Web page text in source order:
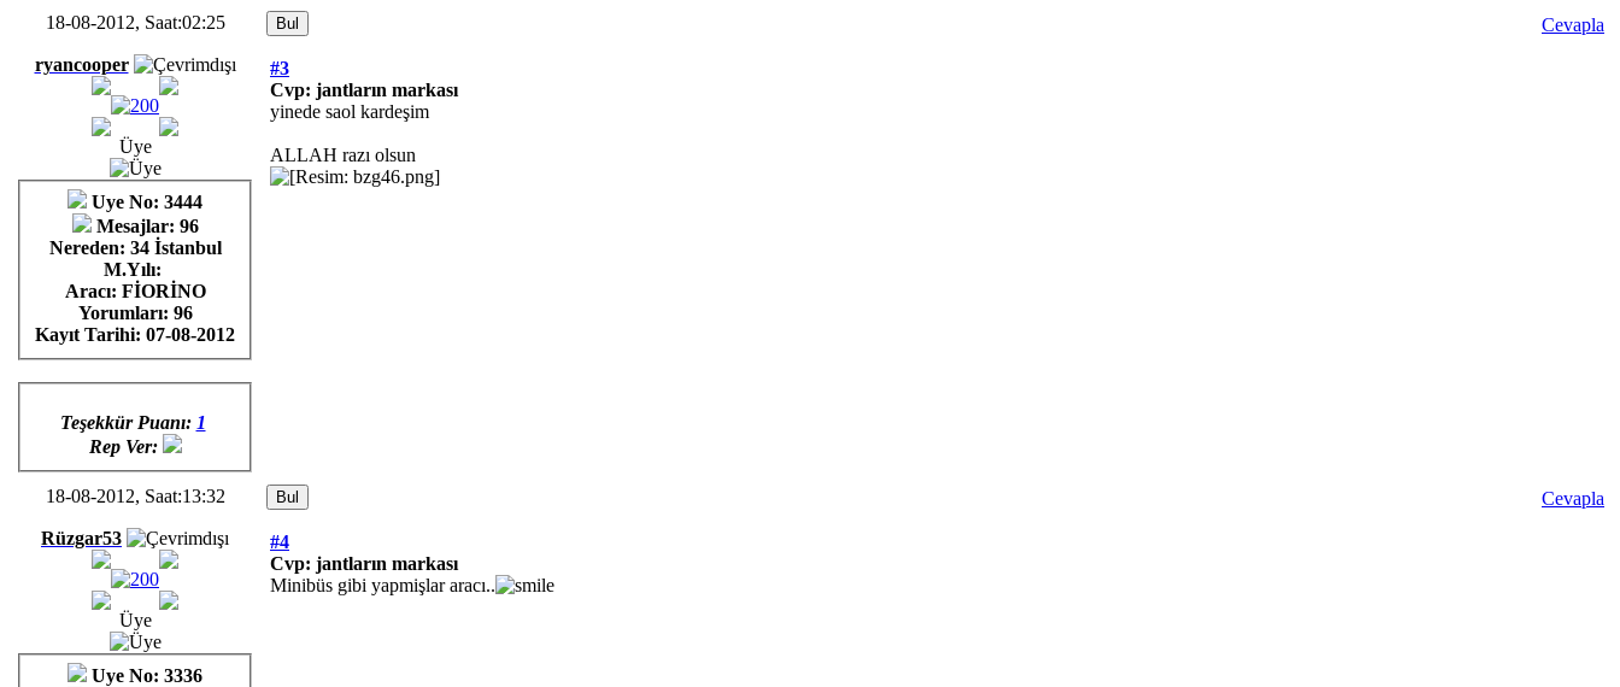
18-08-2012, Saat:02:25
Cevapla
ryancooper
Üye
Uye No: 3444
Mesajlar: 96
Nereden: 34 İstanbul
M.Yılı:
Aracı: FİORİNO
Yorumları: 96
Kayıt Tarihi: 07-08-2012
Teşekkür Puanı: 1
Rep Ver:
#3
Cvp: jantların markası
yinede saol kardeşim
ALLAH razı olsun
18-08-2012, Saat:13:32
Cevapla
Rüzgar53
Üye
Uye No: 3336
#4
Cvp: jantların markası
Minibüs gibi yapmişlar aracı..